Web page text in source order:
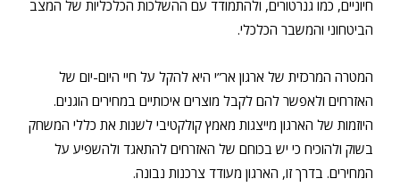
חיוניים, כמו גנרטורים, ולהתמודד עם ההשלכות הכלכליות של המצב
הביטחוני והמשבר הכלכלי.
המטרה המרכזית של ארגון אר”י היא להקל על חיי היום-יום של
האזרחים ולאפשר להם לקבל מוצרים איכותיים במחירים הוגנים.
היוזמות של הארגון מייצגות מאמץ קולקטיבי לשנות את כללי המשחק
בשוק ולהוכיח כי יש בכוחם של האזרחים להתאגד ולהשפיע על
המחירים. בדרך זו, הארגון מעודד צרכנות נבונה.